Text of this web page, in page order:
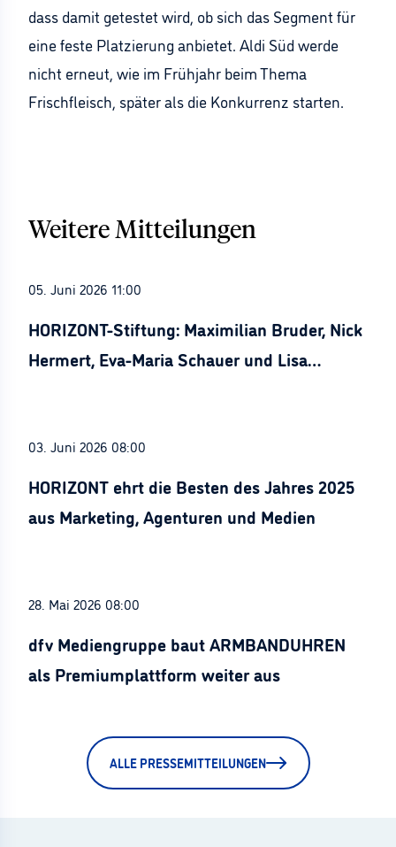
dass damit getestet wird, ob sich das Segment für
eine feste Platzierung anbietet. Aldi Süd werde
nicht erneut, wie im Frühjahr beim Thema
Frischfleisch, später als die Konkurrenz starten.
Weitere Mitteilungen
05. Juni 2026 11:00
HORIZONT-Stiftung: Maximilian Bruder, Nick
Hermert, Eva-Maria Schauer und Lisa
03. Juni 2026 08:00
HORIZONT ehrt die Besten des Jahres 2025
aus Marketing, Agenturen und Medien
28. Mai 2026 08:00
dfv Mediengruppe baut ARMBANDUHREN
als Premiumplattform weiter aus
ALLE PRESSEMITTEILUNGEN